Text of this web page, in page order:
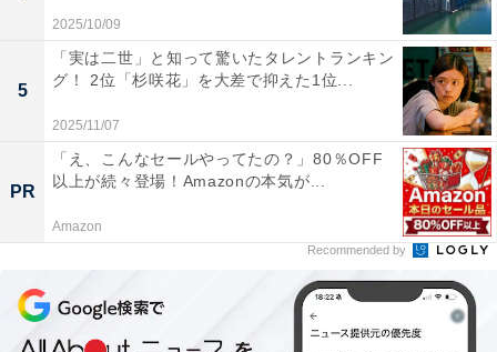
全9スクリーン（計1230席、うち車椅子スペース18席）
あり、メインシアターの「4番シアター（8階、全327
DOLBY CINEMA（ドルビーシネマ）※」 に
対応。黒をより黒く表現する「Dolby Vision（ドルビー
ビジョン）プロジェクションシステム」、音を制作者の
意図通りに移動させる「Dolby Atmos（ドルビーアトモ
ス）」により、その場にいるかのようなリアルさを友達
また、9階にあるラウンジは、開場までの時間に利用可
2025/10/09
5
「実は二世」と知って驚いたタレントランキン
グ！ 2位「杉咲花」を大差で抑えた1位...
2025/11/07
PR
「え、こんなセールやってたの？」80％OFF
以上が続々登場！Amazonの本気が...
Amazon
Recommended by